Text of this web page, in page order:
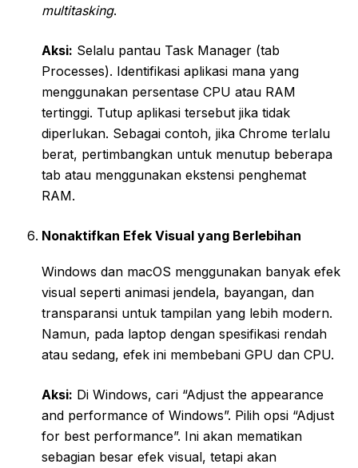
multitasking.
Aksi: Selalu pantau Task Manager (tab
Processes). Identifikasi aplikasi mana yang
menggunakan persentase CPU atau RAM
tertinggi. Tutup aplikasi tersebut jika tidak
diperlukan. Sebagai contoh, jika Chrome terlalu
berat, pertimbangkan untuk menutup beberapa
tab atau menggunakan ekstensi penghemat
RAM.
Nonaktifkan Efek Visual yang Berlebihan
Windows dan macOS menggunakan banyak efek
visual seperti animasi jendela, bayangan, dan
transparansi untuk tampilan yang lebih modern.
Namun, pada laptop dengan spesifikasi rendah
atau sedang, efek ini membebani GPU dan CPU.
Aksi: Di Windows, cari “Adjust the appearance
and performance of Windows”. Pilih opsi “Adjust
for best performance”. Ini akan mematikan
sebagian besar efek visual, tetapi akan